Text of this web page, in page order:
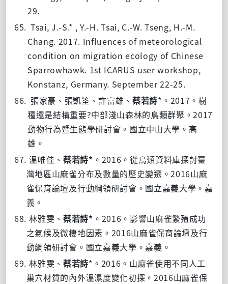
29.
65. Tsai, J.-S.* , Y.-H. Tsai, C.-W. Tseng, H.-M.
Chang. 2017. Influences of meteorological
condition on migration ecology of Chinese
Sparrowhawk. 1st ICARUS user workshop,
Konstanz, Germany. September 22-25.
66. 張家豪、張凱筌、許富雄、蔡若詩* 。 2017 。 樹
種還是結構重要?中部淺山森林的鳥類群聚 。2017
動物行為暨生態學研討會。國立中山大學。高
雄。
67. 溫唯佳、蔡若詩* 。 2016 。從鳥類資料庫探討臺
灣地區山麻雀分布及數量的歷史變遷。2016山麻
雀保育論壇及行動綱領研討會。國立嘉義大學。嘉
義。
68. 林雅雯、蔡若詩* 。 2016 。影響山麻雀繁殖成功
之氣候及微棲地因素。 2016山麻雀保育論壇及行
動綱領研討會。國立嘉義大學。嘉義。
69. 林雅雯、蔡若詩* 。 2016 。山麻雀使用不同人工
巢穴材質的內外溫濕度變化初探。 2016山麻雀保